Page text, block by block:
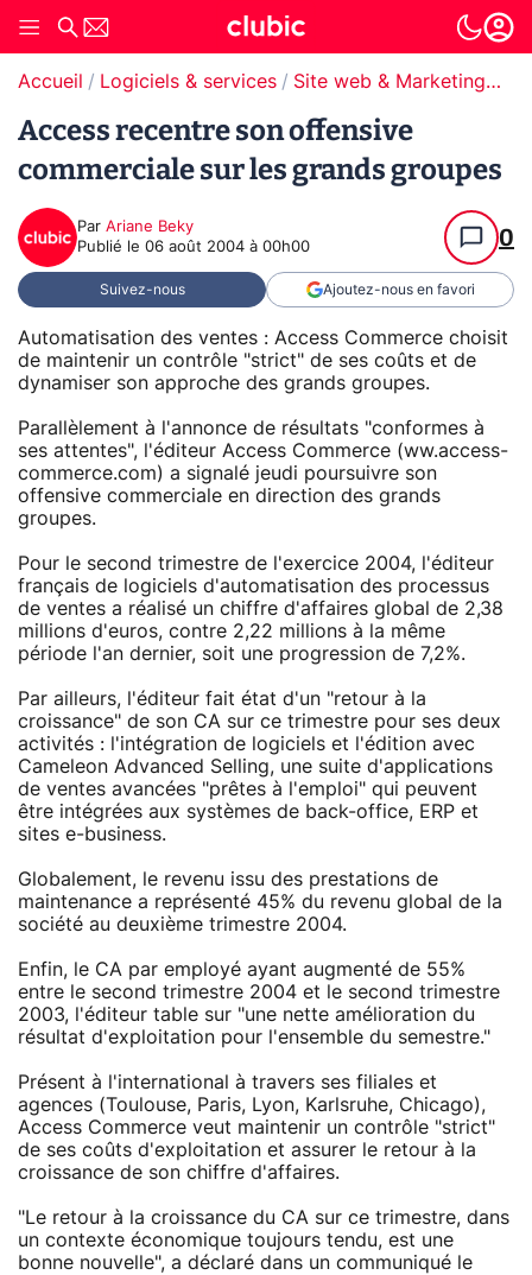
Accueil Logiciels & services Site web & Marketing Digital
Access recentre son offensive
commerciale sur les grands groupes
Par Ariane Beky
Publié le 06 août 2004 à 00h00 0
Suivez-nous Ajoutez-nous en favori
Automatisation des ventes : Access Commerce choisit
de maintenir un contrôle "strict" de ses coûts et de
dynamiser son approche des grands groupes.
Parallèlement à l'annonce de résultats "conformes à
ses attentes", l'éditeur Access Commerce (ww.access-
commerce.com) a signalé jeudi poursuivre son
offensive commerciale en direction des grands
groupes.
Pour le second trimestre de l'exercice 2004, l'éditeur
français de logiciels d'automatisation des processus
de ventes a réalisé un chiffre d'affaires global de 2,38
millions d'euros, contre 2,22 millions à la même
période l'an dernier, soit une progression de 7,2%.
Par ailleurs, l'éditeur fait état d'un "retour à la
croissance" de son CA sur ce trimestre pour ses deux
activités : l'intégration de logiciels et l'édition avec
Cameleon Advanced Selling, une suite d'applications
de ventes avancées "prêtes à l'emploi" qui peuvent
être intégrées aux systèmes de back-office, ERP et
sites e-business.
Globalement, le revenu issu des prestations de
maintenance a représenté 45% du revenu global de la
société au deuxième trimestre 2004.
Enfin, le CA par employé ayant augmenté de 55%
entre le second trimestre 2004 et le second trimestre
2003, l'éditeur table sur "une nette amélioration du
résultat d'exploitation pour l'ensemble du semestre."
Présent à l'international à travers ses filiales et
agences (Toulouse, Paris, Lyon, Karlsruhe, Chicago),
Access Commerce veut maintenir un contrôle "strict"
de ses coûts d'exploitation et assurer le retour à la
croissance de son chiffre d'affaires.
"Le retour à la croissance du CA sur ce trimestre, dans
un contexte économique toujours tendu, est une
bonne nouvelle", a déclaré dans un communiqué le